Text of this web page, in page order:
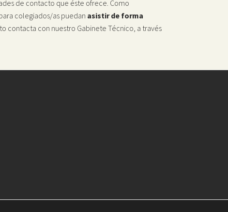
de contacto que éste ofrece. Como
colegiados/as puedan asistir de forma
contacta con nuestro Gabinete Técnico, a través